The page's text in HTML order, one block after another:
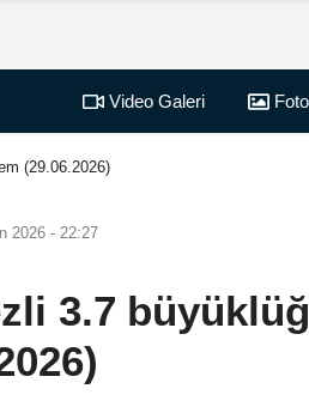
Video Galeri
(29.06.2026)
2026 - 22:27
3.7